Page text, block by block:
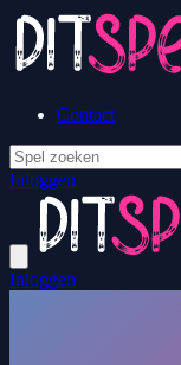
Contact
Inloggen
Inloggen